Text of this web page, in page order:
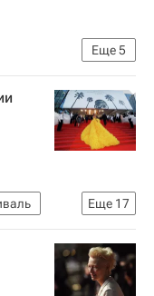
Еще5
Кино
Еще 17
Иван Дорн